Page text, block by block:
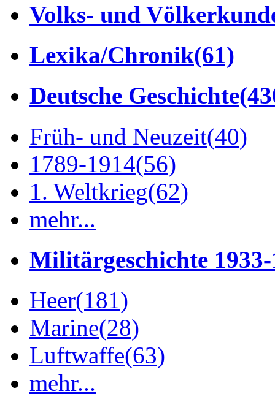
Volks- und
Lexika/Chronik(61)
Deutsche Geschichte
Früh- und Neuzeit(40)
1789-1914(56)
1. Weltkrieg(62)
mehr...
Militärgeschichte 1933-
Heer(181)
Marine(28)
Luftwaffe(63)
mehr...